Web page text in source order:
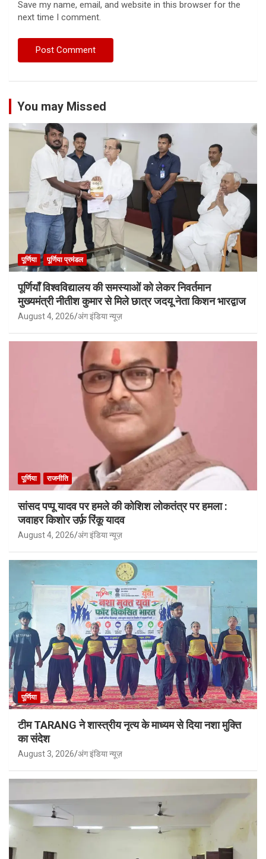
Save my name, email, and website in this browser for the
next time I comment.
You may Missed
पूर्णिया पूर्णिया प्रमंडल
पूर्णियाँ विश्वविद्यालय की समस्याओं को लेकर निवर्तमान
मुख्यमंत्री नीतीश कुमार से मिले छात्र जदयू नेता किशन भारद्वाज
August 4, 2026 अंग इंडिया न्यूज़
पूर्णिया राजनीति
सांसद पप्पू यादव पर हमले की कोशिश लोकतंत्र पर हमला :
जवाहर किशोर उर्फ़ रिंकू यादव
August 4, 2026 अंग इंडिया न्यूज़
पूर्णिया
टीम TARANG ने शास्त्रीय नृत्य के माध्यम से दिया नशा मुक्ति
का संदेश
August 3, 2026 अंग इंडिया न्यूज़